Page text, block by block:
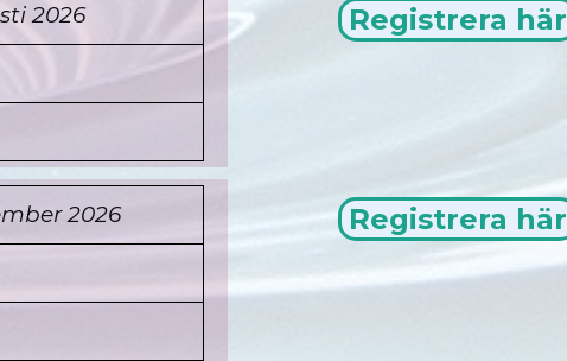
2026 Registrera här
2026 Registrera här